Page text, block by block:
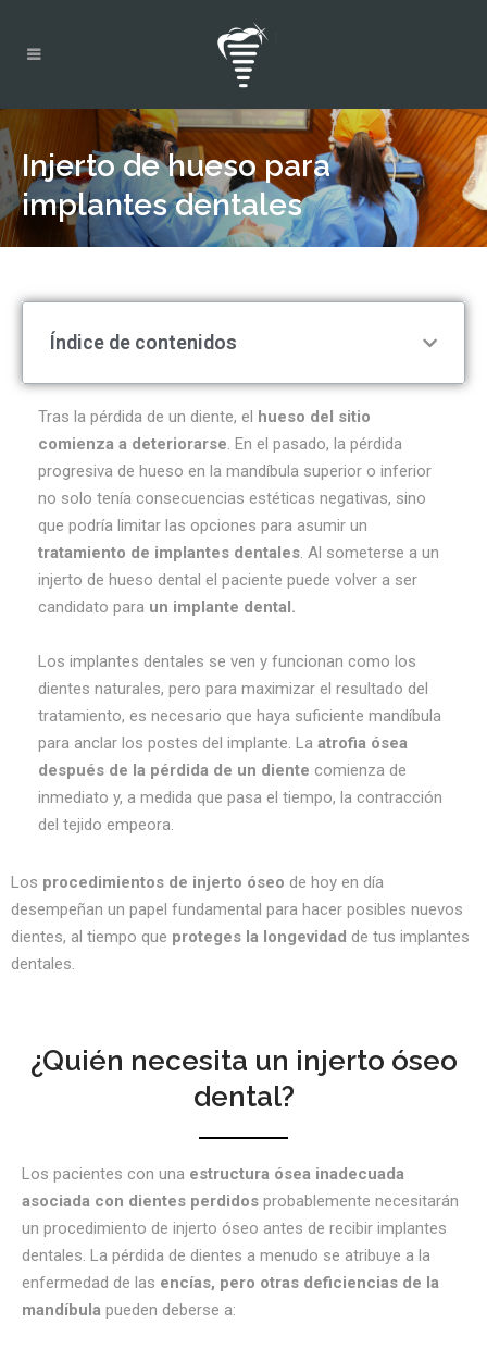
Injerto de hueso para
implantes dentales
Índice de contenidos
Tras la pérdida de un diente, el hueso del sitio
comienza a deteriorarse. En el pasado, la pérdida
progresiva de hueso en la mandíbula superior o inferior
no solo tenía consecuencias estéticas negativas, sino
que podría limitar las opciones para asumir un
tratamiento de implantes dentales. Al someterse a un
injerto de hueso dental el paciente puede volver a ser
candidato para un implante dental.
Los implantes dentales se ven y funcionan como los
dientes naturales, pero para maximizar el resultado del
tratamiento, es necesario que haya suficiente mandíbula
para anclar los postes del implante. La atrofia ósea
después de la pérdida de un diente comienza de
inmediato y, a medida que pasa el tiempo, la contracción
del tejido empeora.
Los procedimientos de injerto óseo de hoy en día
desempeñan un papel fundamental para hacer posibles nuevos
dientes, al tiempo que proteges la longevidad de tus implantes
dentales.
¿Quién necesita un injerto óseo
dental?
Los pacientes con una estructura ósea inadecuada
asociada con dientes perdidos probablemente necesitarán
un procedimiento de injerto óseo antes de recibir implantes
dentales. La pérdida de dientes a menudo se atribuye a la
enfermedad de las encías, pero otras deficiencias de la
mandíbula pueden deberse a: